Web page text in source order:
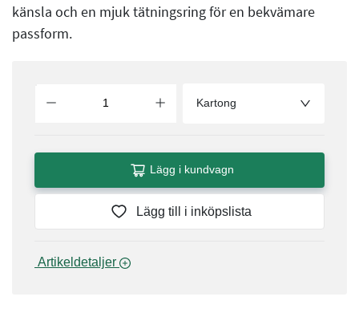
känsla och en mjuk tätningsring för en bekvämare
passform.
Kartong
Lägg i kundvagn
Lägg till i inköpslista